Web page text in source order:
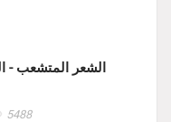
الشعر المتشعب -
5488